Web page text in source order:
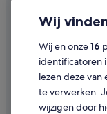
Hotels in Bissone
Gebruiksvoorwaarden
Juridische
Inhoudsrichtlijnen
Wij
Wij en onze16
identificatoren
lezen deze
te verwerken.
wijzigen door